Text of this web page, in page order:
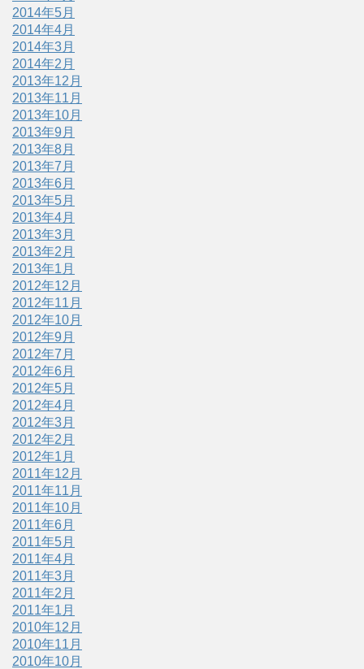
2014年5月
2014年4月
2014年3月
2014年2月
2013年12月
2013年11月
2013年10月
2013年9月
2013年8月
2013年7月
2013年6月
2013年5月
2013年4月
2013年3月
2013年2月
2013年1月
2012年12月
2012年11月
2012年10月
2012年9月
2012年7月
2012年6月
2012年5月
2012年4月
2012年3月
2012年2月
2012年1月
2011年12月
2011年11月
2011年10月
2011年6月
2011年5月
2011年4月
2011年3月
2011年2月
2011年1月
2010年12月
2010年11月
2010年10月